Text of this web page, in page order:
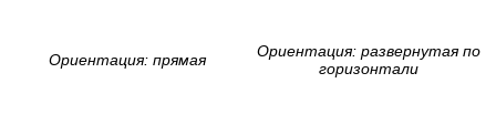
Ориентация: прямая
Ориентация: развернутая по
горизонтали